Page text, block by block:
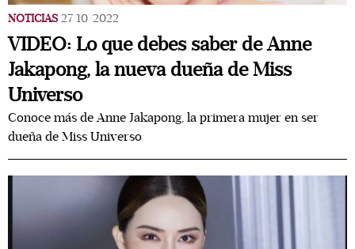
NOTICIAS 27/10/2022
VIDEO: Lo que debes saber de Anne
Jakapong, la nueva dueña de Miss
Universo
Conoce más de Anne Jakapong, la primera mujer en ser
dueña de Miss Universo